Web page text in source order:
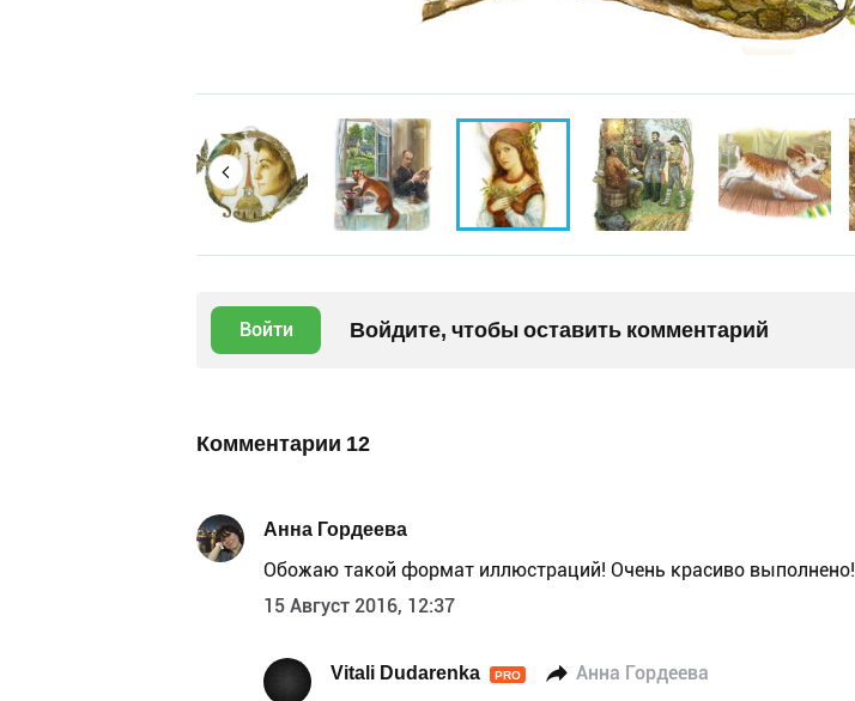
Войти Войдите, чтобы оставить комментарий
Комментарии 12
Анна Гордеева
Обожаю такой формат иллюстраций! Очень красиво выполнено!
15 Август 2016, 12:37
Vitali Dudarenka PRO Анна Гордеева